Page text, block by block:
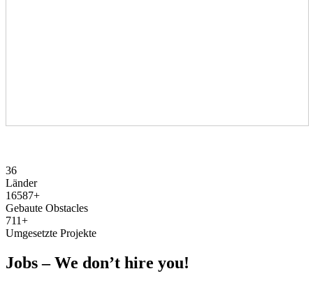
36
Länder
16587+
Gebaute Obstacles
711+
Umgesetzte Projekte
Jobs – We don’t hire you!